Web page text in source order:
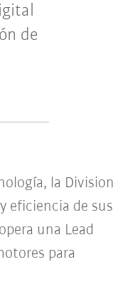
de
la Division
eficiencia de sus
una Lead
para